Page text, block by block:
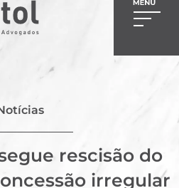
rescisão do
irregular